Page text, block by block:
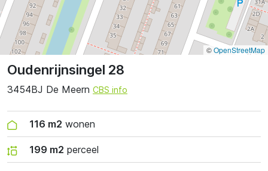
Oudenrijnsingel 28
3454BJ De Meern CBS info
116 m2 wonen
199 m2 perceel
©OpenStreetMap